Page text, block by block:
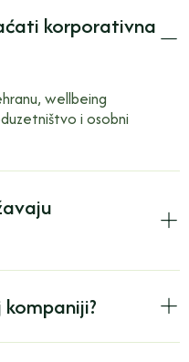
korporativna
wellbeing
i osobni